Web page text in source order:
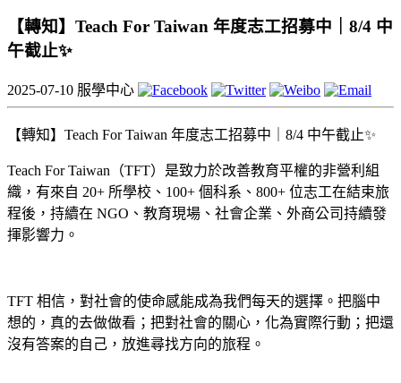
【轉知】Teach For Taiwan 年度志工招募中｜8/4 中
午截止✨
2025-07-10 服學中心
【轉知】Teach For Taiwan 年度志工招募中｜8/4 中午截止✨
Teach For Taiwan（TFT）是致力於改善教育平權的非營利組
織， 有來自 20+ 所學校、100+ 個科系、800+ 位志工在結束旅
程後，持續在 NGO、教育現場、社會企業、外商公司持續發
揮影響力。
TFT 相信，對社會的使命感能成為我們每天的選擇。把腦中
想的， 真的去做做看；把對社會的關心，化為實際行動； 把還
沒有答案的自己，放進尋找方向的旅程。